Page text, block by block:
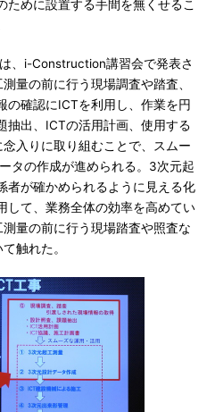
ために設置する手間を無くせるこ
、i-Construction講習会で発表さ
量の前に行う現場調査や踏査、
の確認にICTを利用し、作業を円
抽出、ICTの活用計画、使用する
入りに取り組むことで、スムー
タの作成が進められる。3次元起
者が確かめられるように見える化
して、業務全体の効率を高めてい
量の前に行う現場踏査や照査な
触れた。